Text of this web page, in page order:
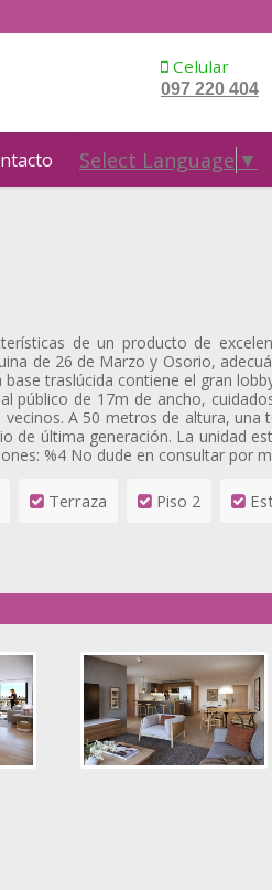
Celular
097 220 404
Select Language ▼
de un producto de
de 26 de Marzo y Osorio,
traslúcida contiene el gran
de 17m de ancho,
A 50 metros de altura, una
de última generación. La unidad
%4 No dude en consultar por
Terraza Piso 2